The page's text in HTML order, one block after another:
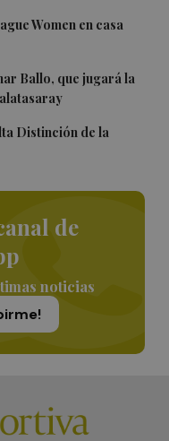
Women en casa
Ballo, que jugará la
Distinción de la
de
noticias